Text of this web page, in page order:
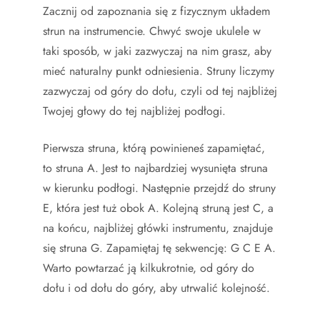
Zacznij od zapoznania się z fizycznym układem
strun na instrumencie. Chwyć swoje ukulele w
taki sposób, w jaki zazwyczaj na nim grasz, aby
mieć naturalny punkt odniesienia. Struny liczymy
zazwyczaj od góry do dołu, czyli od tej najbliżej
Twojej głowy do tej najbliżej podłogi.
Pierwsza struna, którą powinieneś zapamiętać,
to struna A. Jest to najbardziej wysunięta struna
w kierunku podłogi. Następnie przejdź do struny
E, która jest tuż obok A. Kolejną struną jest C, a
na końcu, najbliżej główki instrumentu, znajduje
się struna G. Zapamiętaj tę sekwencję: G C E A.
Warto powtarzać ją kilkukrotnie, od góry do
dołu i od dołu do góry, aby utrwalić kolejność.